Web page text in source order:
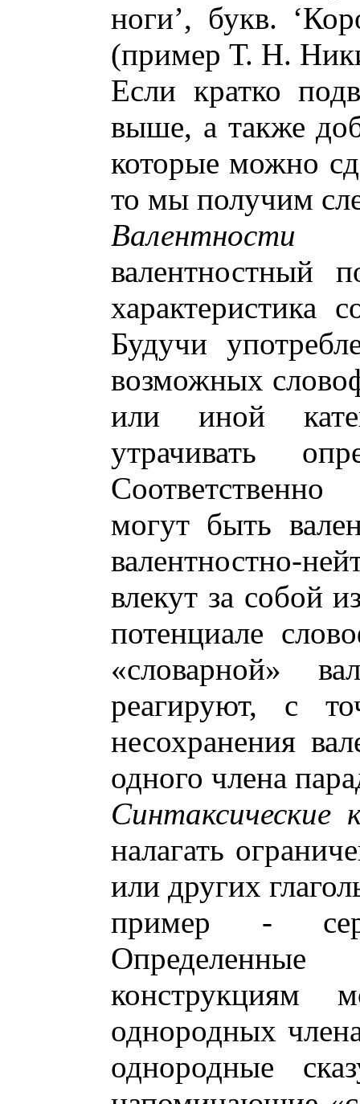
ноги’, букв.
(пример Т. Н.
Если кратко
выше, а также
которые можно
то мы получим
Валентности
валентностный
характеристика
Будучи
возможных
или иной
утрачивать
могут быть
влекут за собой
потенциале
«словарной»
реагируют, с
несохранения
одного члена
Синтаксические
налагать
или других
пример -
однородных
однородные